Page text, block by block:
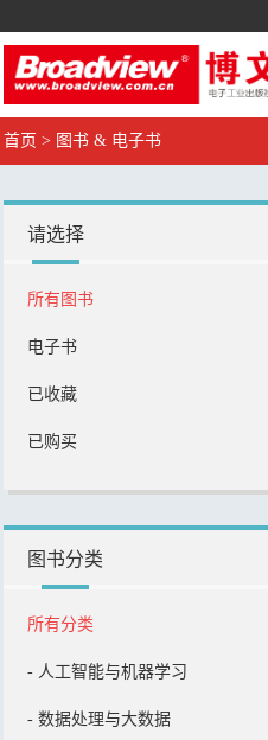
首页 > 图书 & 电子书
请选择
所有图书
电子书
已收藏
已购买
图书分类
所有分类
- 人工智能与机器学习
- 数据处理与大数据